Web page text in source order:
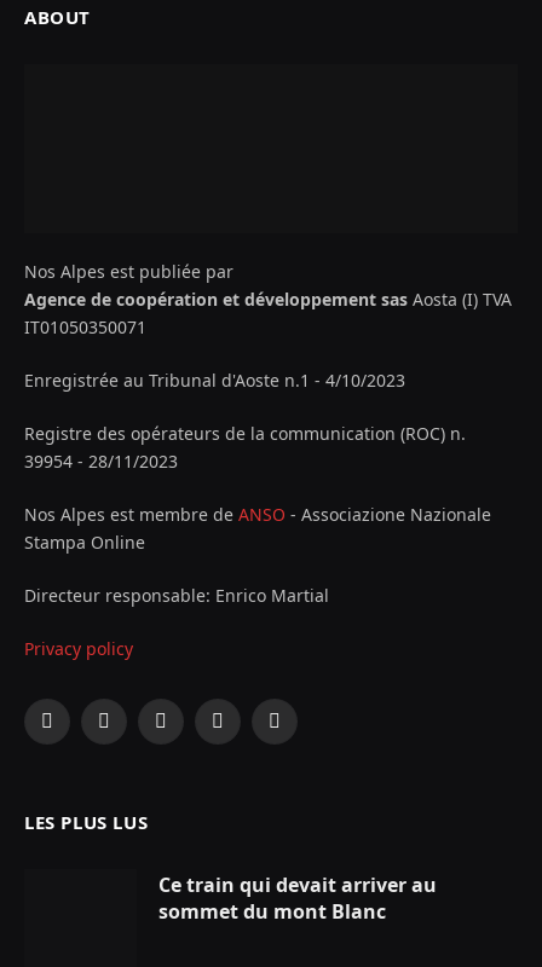
ABOUT
Nos Alpes est publiée par
Agence de coopération et développement sas Aosta (I) TVA
IT01050350071
Enregistrée au Tribunal d'Aoste n.1 - 4/10/2023
Registre des opérateurs de la communication (ROC) n.
39954 - 28/11/2023
Nos Alpes est membre de ANSO - Associazione Nazionale
Stampa Online
Directeur responsable: Enrico Martial
Privacy policy
Facebook
X
InstagramYouTubeLinkedIn
LES PLUS LUS
Ce train qui devait arriver au
sommet du mont Blanc